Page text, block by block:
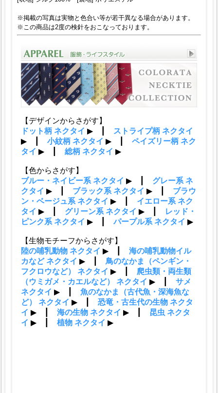
※掲載の写真は実物と色合い等が若干異なる場合があります。
※この商品は2度の検針をおこなっております。